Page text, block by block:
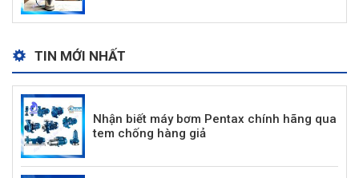
TIN MỚI NHẤT
Nhận biết máy bơm Pentax chính hãng qua
tem chống hàng giả